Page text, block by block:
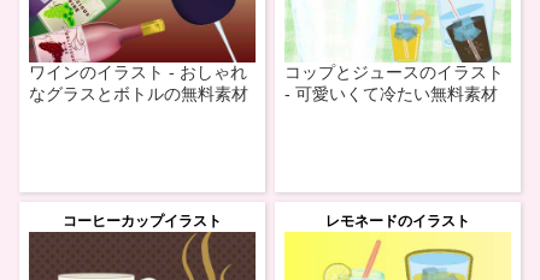
ワインのイラスト - おしゃれ
なグラスとボトルの無料素材
コップとジュースのイラスト
- 可愛いくて冷たい無料素材
コーヒーカップイラスト レモネードのイラスト